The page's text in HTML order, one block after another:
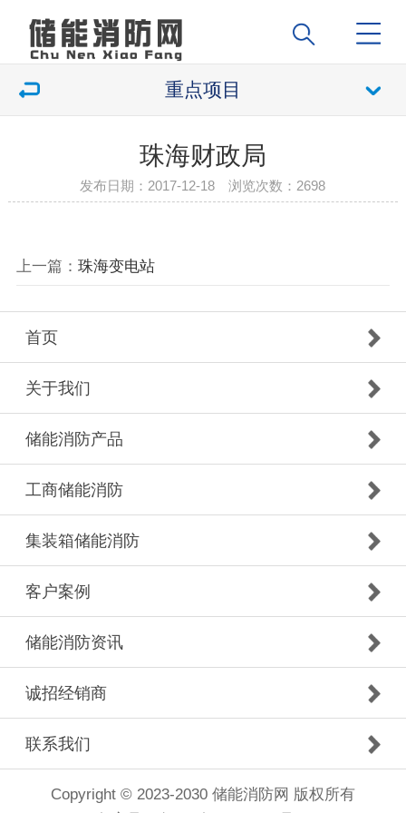
重点项目
珠海财政局
发布日期：2017-12-18 浏览次数： 2698
上一篇： 珠海变电站
首页
关于我们
储能消防产品
工商储能消防
集装箱储能消防
客户案例
储能消防资讯
诚招经销商
联系我们
Copyright © 2023-2030 储能消防网 版权所有